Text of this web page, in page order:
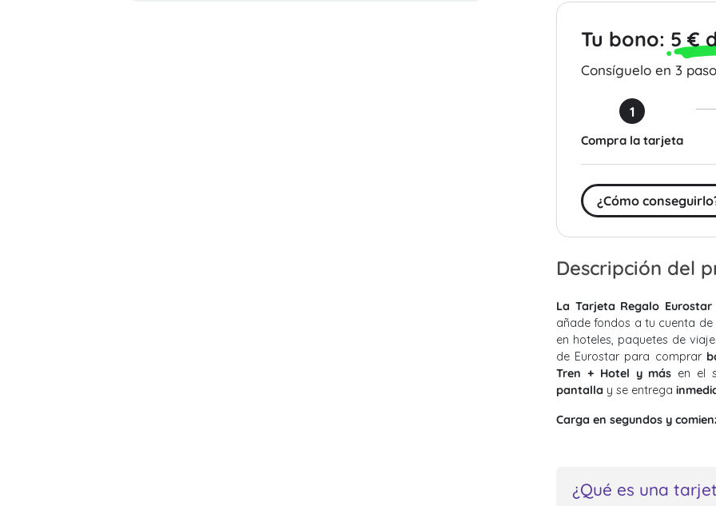
Tu bono: 5 €
Consíguelo en 3
1
Compra la tarjeta
¿Cómo
Descripción del
La Tarjeta Regalo Eurostar
añade fondos a tu cuenta
en hoteles, paquetes de
de Eurostar para comprar
Tren + Hotel y más en el
pantalla y se entrega
Carga en segundos y
¿Qué es una